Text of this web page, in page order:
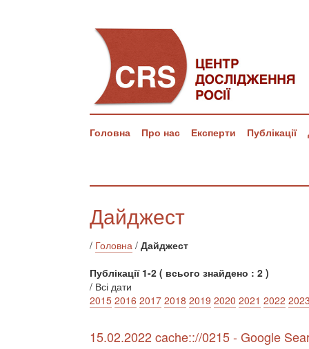
Головна Про нас Експерти Публікації
Дайджест
/ Головна / Дайджест
Публікації 1-2 ( всього знайдено : 2 )
/ Всі дати
2015 2016 2017 2018 2019 2020 2021 2022
15.02.2022 cache:://0215 - Google